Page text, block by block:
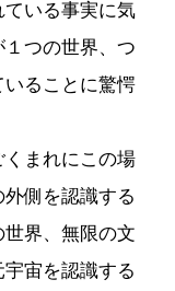
いる事実に気
つの世界、つ
いることに驚愕
まれにこの場
側を認識する
界、無限の文
宙を認識する